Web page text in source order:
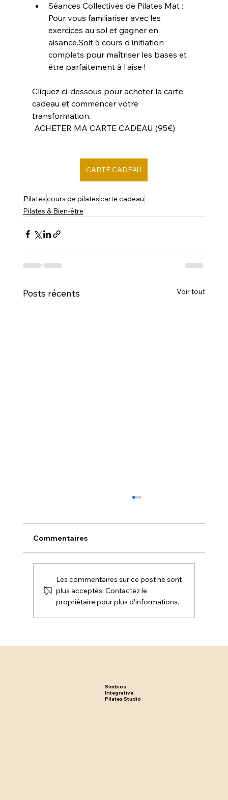
Séances Collectives de Pilates Mat :
Pour vous familiariser avec les
exercices au sol et gagner en
aisance.Soit 5 cours d'initiation
complets pour maîtriser les bases et
être parfaitement à l'aise !
Cliquez ci-dessous pour acheter la carte
cadeau et commencer votre
transformation.
ACHETER MA CARTE CADEAU (95€)
CARTE CADEAU
Pilatescours de pilatescarte cadeau
Pilates & Bien-être
Posts récents Voir tout
Body Summer : Préparez Votre Corps
Commentaires
Les commentaires sur ce post ne sont
plus acceptés. Contactez le
propriétaire pour plus d'informations.
Simbios
Integrative
Pilates Studio